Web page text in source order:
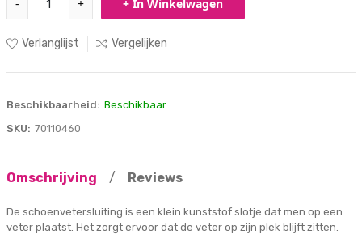
- + + In Winkelwagen
Verlanglijst Vergelijken
Beschikbaarheid: Beschikbaar
SKU: 70110460
Omschrijving / Reviews
De schoenvetersluiting is een klein kunststof slotje dat men op een
veter plaatst. Het zorgt ervoor dat de veter op zijn plek blijft zitten.